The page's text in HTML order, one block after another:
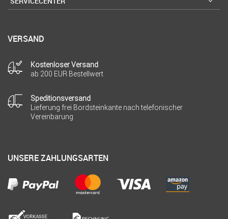
VERSAND
Kostenloser Versand
ab 200 EUR Bestellwert
Speditionsversand
Lieferung frei Bordsteinkante nach telefonischer
Vereinbarung
UNSERE ZAHLUNGSARTEN